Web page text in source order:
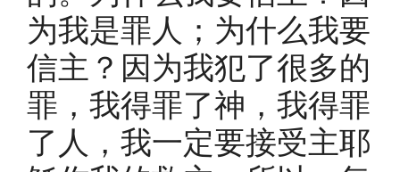
为我是罪人；为什么我要
信主？因为我犯了很多的
罪，我得罪了神，我得罪
了人，我一定要接受主耶